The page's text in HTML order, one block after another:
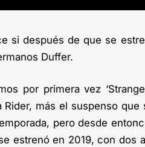
si después de que se
Duffer.
por primera vez
Rider, más el suspenso
pero desde
estrenó en 2019, con dos